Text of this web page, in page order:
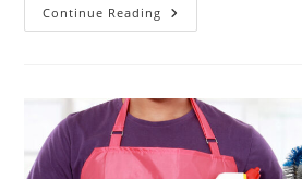
Continue Reading Curatare
Canapele
Care
Mobilierul
Il
Merita